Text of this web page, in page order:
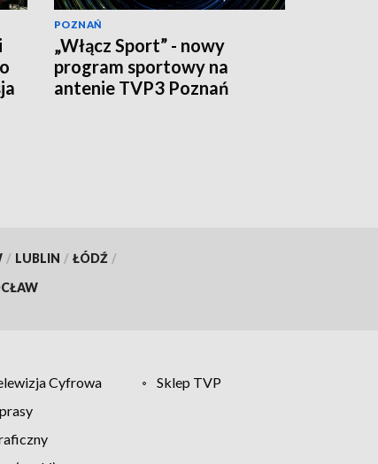
POZNAŃ
„Włącz Sport” - nowy
program sportowy na
antenie TVP3 Poznań
/ LUBLIN / ŁÓDŹ /
Cyfrowa
Sklep TVP